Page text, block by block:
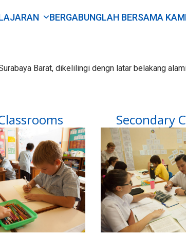
BERGABUNGLAH BERSAMA
Barat, dikelilingi dengn latar belakang
Secondary